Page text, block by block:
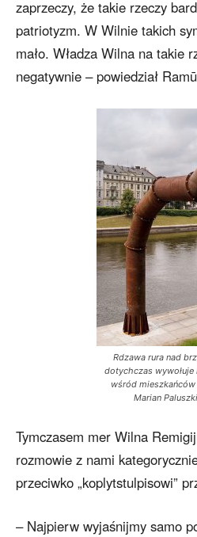
zaprzeczy, że takie rzeczy
patriotyzm. W Wilnie takich
mało. Władza Wilna na takie
negatywnie – powiedział
Rdzawa rura nad
dotychczas
wśród
Marian
Tymczasem mer Wilna
rozmowie z nami
przeciwko „koplytstulpisowi”
– Najpierw wyjaśnijmy samo